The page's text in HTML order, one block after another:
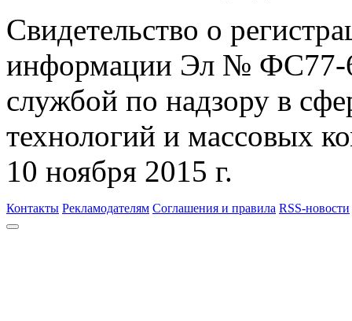
Свидетельство о
информации Эл № ФС77-
службой по надзору в
технологий и массовых
10 ноября 2015 г.
Контакты Рекламодателям Соглашения и правила RSS-новости